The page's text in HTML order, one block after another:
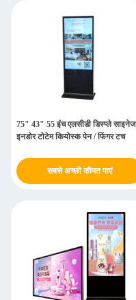
75" 43" 55 इंच एलसीडी डिस्प्ले साइनेज
इनडोर टोटेम कियोस्क पेन / फिंगर टच
सबसे अच्छी कीमत पाएं